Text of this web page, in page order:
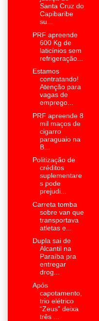
Santa Cruz do
Capibaribe
su...
PRF apreende
600 Kg de
laticínios sem
refrigeração...
Estamos
contratando!
Atenção para
vagas de
emprego...
PRF apreende 8
mil maços de
cigarro
paraguaio na
B...
Politização de
créditos
suplementare
s pode
prejudi...
Carreta tomba
sobre van que
transportava
atletas e...
Dupla sai de
Alcantil na
Paraíba pra
entregar
drog...
Após
capotamento,
trio elétrico
“Zeus” deixa
três ...